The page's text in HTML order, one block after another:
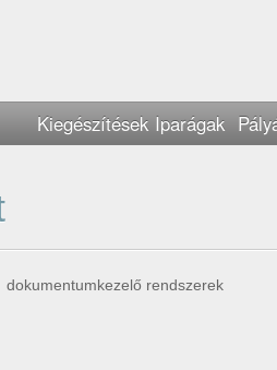
Kiegészítések Iparágak
dokumentumkezelő rendszerek